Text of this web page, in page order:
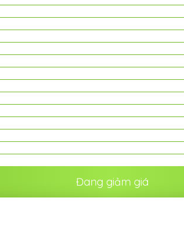
Đang giảm giá